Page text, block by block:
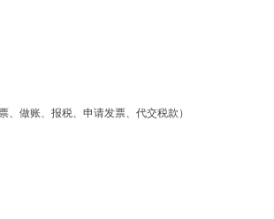
做账、报税、申请发票、代交税款）